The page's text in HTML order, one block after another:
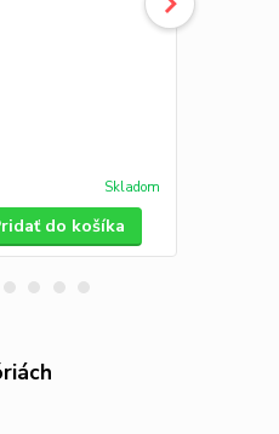
Skladom
do košíka